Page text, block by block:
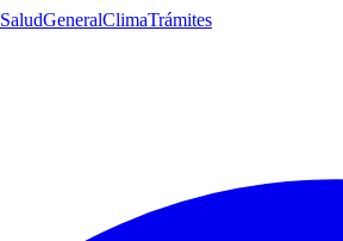
SaludGeneralClimaTrámites